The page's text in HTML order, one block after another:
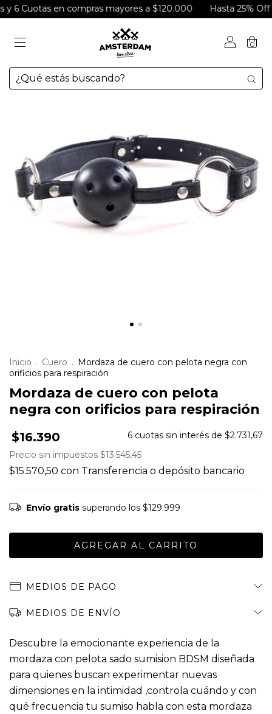
Cuotas en compras mayores a $120.000 Hasta 25% Off
0
Inicio . Cuero . Mordaza de cuero con pelota negra con
orificios para respiración
Mordaza de cuero con pelota
negra con orificios para respiración
$16.390 6 cuotas sin interés de $2.731,67
Precio sin impuestos $13.545,45
$15.570,50 con Transferencia o depósito bancario
Envío gratis superando los $129.999
MEDIOS DE PAGO
MEDIOS DE ENVÍO
Descubre la emocionante experiencia de la
mordaza con pelota sado sumision BDSM diseñada
para quienes buscan experimentar nuevas
dimensiones en la intimidad ,controla cuándo y con
qué frecuencia tu sumiso habla con esta mordaza